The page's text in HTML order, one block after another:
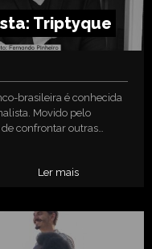
Triptyque
brasileira é conhecida
Movido pelo
confrontar outras…
Ler mais